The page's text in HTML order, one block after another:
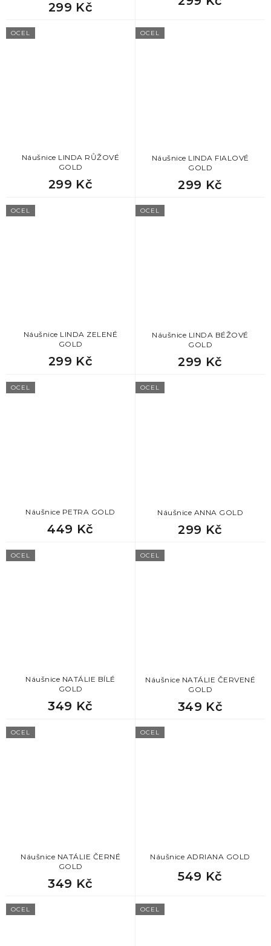
299 Kč
OCEL
Náušnice LINDA RŮŽOVÉ
GOLD
299 Kč
OCEL
Náušnice LINDA FIALOVÉ
GOLD
299 Kč
OCEL
Náušnice LINDA ZELENÉ
GOLD
299 Kč
OCEL
Náušnice LINDA BÉŽOVÉ
GOLD
299 Kč
OCEL
Náušnice PETRA GOLD
449 Kč
OCEL
Náušnice ANNA GOLD
299 Kč
OCEL
Náušnice NATÁLIE BÍLÉ
GOLD
349 Kč
OCEL
Náušnice NATÁLIE ČERVENÉ
GOLD
349 Kč
OCEL
Náušnice NATÁLIE ČERNÉ
GOLD
349 Kč
OCEL
Náušnice ADRIANA GOLD
549 Kč
OCEL OCEL